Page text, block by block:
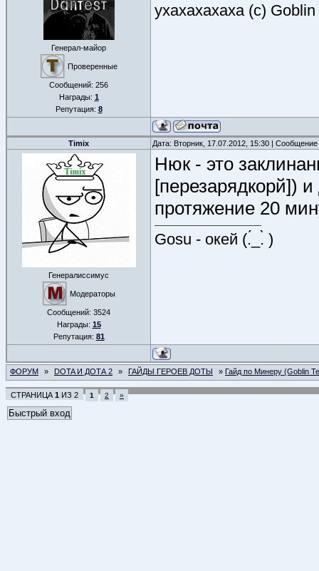
Генерал-майор
Проверенные
Сообщений: 256
Награды: 1
Репутация: 8
ухахахахаха (с)
Timix Дата: Вторник, 17.07.2012, 15:30 |
Генералиссимус
Модераторы
Сообщений: 3524
Награды: 15
Репутация: 81
Нюк - это
[перезарядкорй])
протяжение 20
Gosu - окей (.́_.̀ )
ФОРУМ » DOTA И ДОТА 2 » ГАЙДЫ ГЕРОЕВ ДОТЫ » Гайд по Минеру (Goblin
СТРАНИЦА 1 ИЗ 2 1 2 »